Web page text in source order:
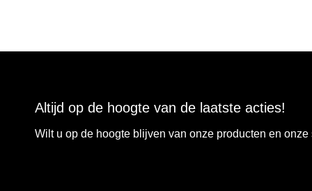
Altijd op de hoogte van de laatste acties!
Wilt u op de hoogte blijven van onze producten en